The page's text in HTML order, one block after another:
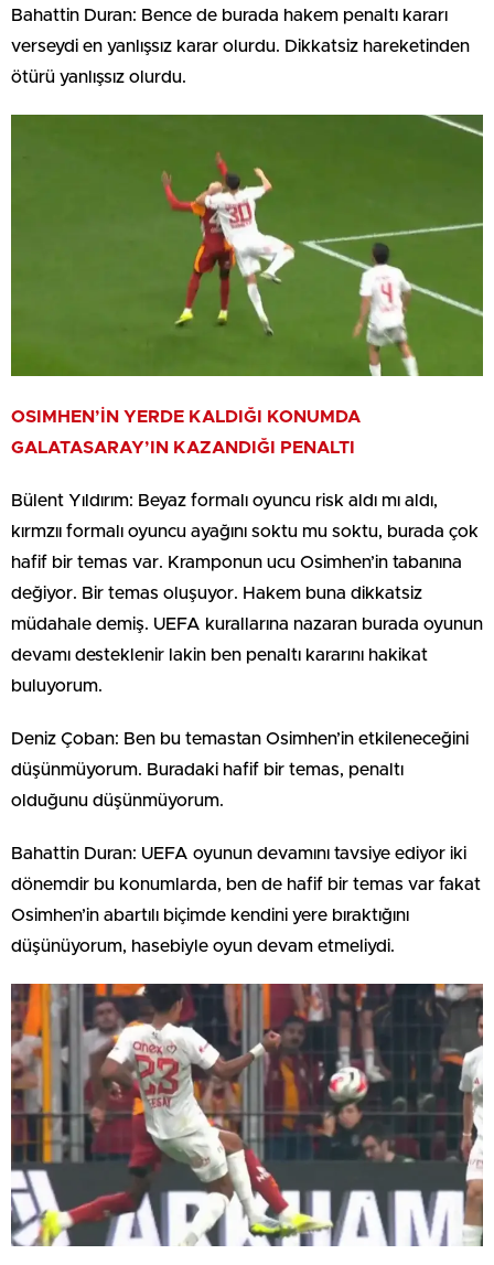
Bahattin Duran: Bence de burada hakem penaltı kararı
verseydi en yanlışsız karar olurdu. Dikkatsiz hareketinden
ötürü yanlışsız olurdu.
OSIMHEN’İN YERDE KALDIĞI KONUMDA
GALATASARAY’IN KAZANDIĞI PENALTI
Bülent Yıldırım: Beyaz formalı oyuncu risk aldı mı aldı,
kırmzıı formalı oyuncu ayağını soktu mu soktu, burada çok
hafif bir temas var. Kramponun ucu Osimhen’in tabanına
değiyor. Bir temas oluşuyor. Hakem buna dikkatsiz
müdahale demiş. UEFA kurallarına nazaran burada oyunun
devamı desteklenir lakin ben penaltı kararını hakikat
buluyorum.
Deniz Çoban: Ben bu temastan Osimhen’in etkileneceğini
düşünmüyorum. Buradaki hafif bir temas, penaltı
olduğunu düşünmüyorum.
Bahattin Duran: UEFA oyunun devamını tavsiye ediyor iki
dönemdir bu konumlarda, ben de hafif bir temas var fakat
Osimhen’in abartılı biçimde kendini yere bıraktığını
düşünüyorum, hasebiyle oyun devam etmeliydi.